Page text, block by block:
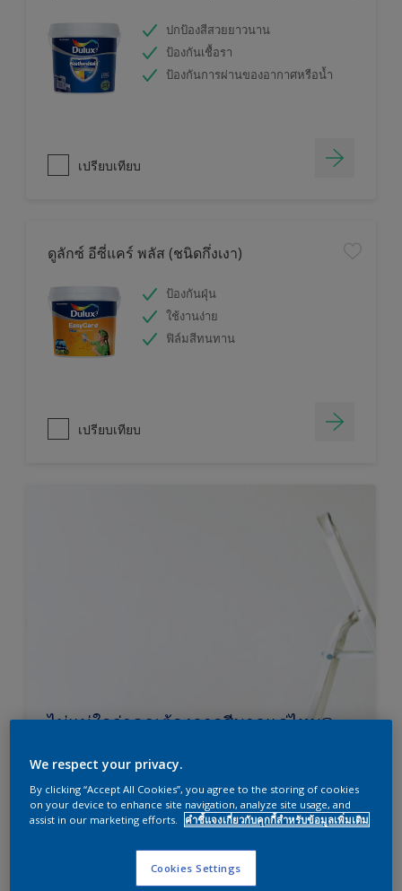
ปกป้องสีสวยยาวนาน
ป้องกันเชื้อรา
ป้องกันการผ่านของอากาศหรือน้ำ
เปรียบเทียบ
ดูลักซ์ อีซี่แคร์ พลัส (ชนิดกึ่งเงา)
ป้องกันฝุ่น
ใช้งานง่าย
ฟิล์มสีทนทาน
เปรียบเทียบ
ไม่แน่ใจว่าคุณต้องการสีมากแค่ไหน?
ลองใช้เครื่องคำนวณสีของเราแล้วหาคำตอบ
เครื่องคิดเลขสี
We respect your privacy.
By clicking “Accept All Cookies”, you agree to the storing of cookies
on your device to enhance site navigation, analyze site usage, and
assist in our marketing efforts.
คำชี้แจงเกี่ยวกับคุกกี้สำหรับข้อมูลเพิ่มเติม
Cookies Settings